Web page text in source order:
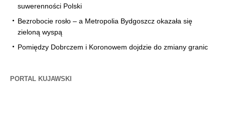
suwerenności Polski
Bezrobocie rosło – a Metropolia Bydgoszcz okazała się
zieloną wyspą
Pomiędzy Dobrczem i Koronowem dojdzie do zmiany granic
PORTAL KUJAWSKI